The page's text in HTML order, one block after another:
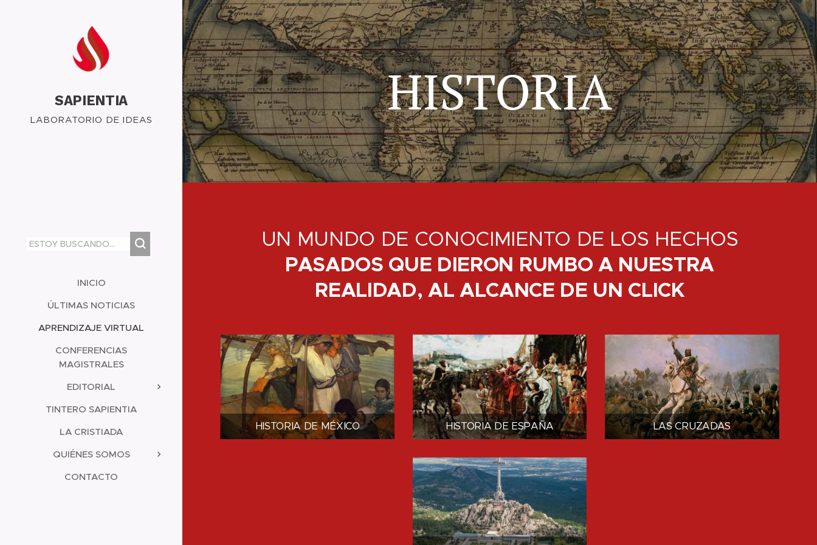
SAPIENTIA
LABORATORIO DE IDEAS
INICIO
ÚLTIMAS NOTICIAS
APRENDIZAJE VIRTUAL
CONFERENCIAS
MAGISTRALES
EDITORIAL
TINTERO SAPIENTIA
LA CRISTIADA
QUIÉNES SOMOS
CONTACTO
HISTORIA
UN MUNDO DE CONOCIMIENTO DE LOS HECHOS
PASADOS QUE DIERON RUMBO A NUESTRA
REALIDAD, AL ALCANCE DE UN CLICK
HISTORIA DE MÉXICO HISTORIA DE ESPAÑA LAS CRUZADAS